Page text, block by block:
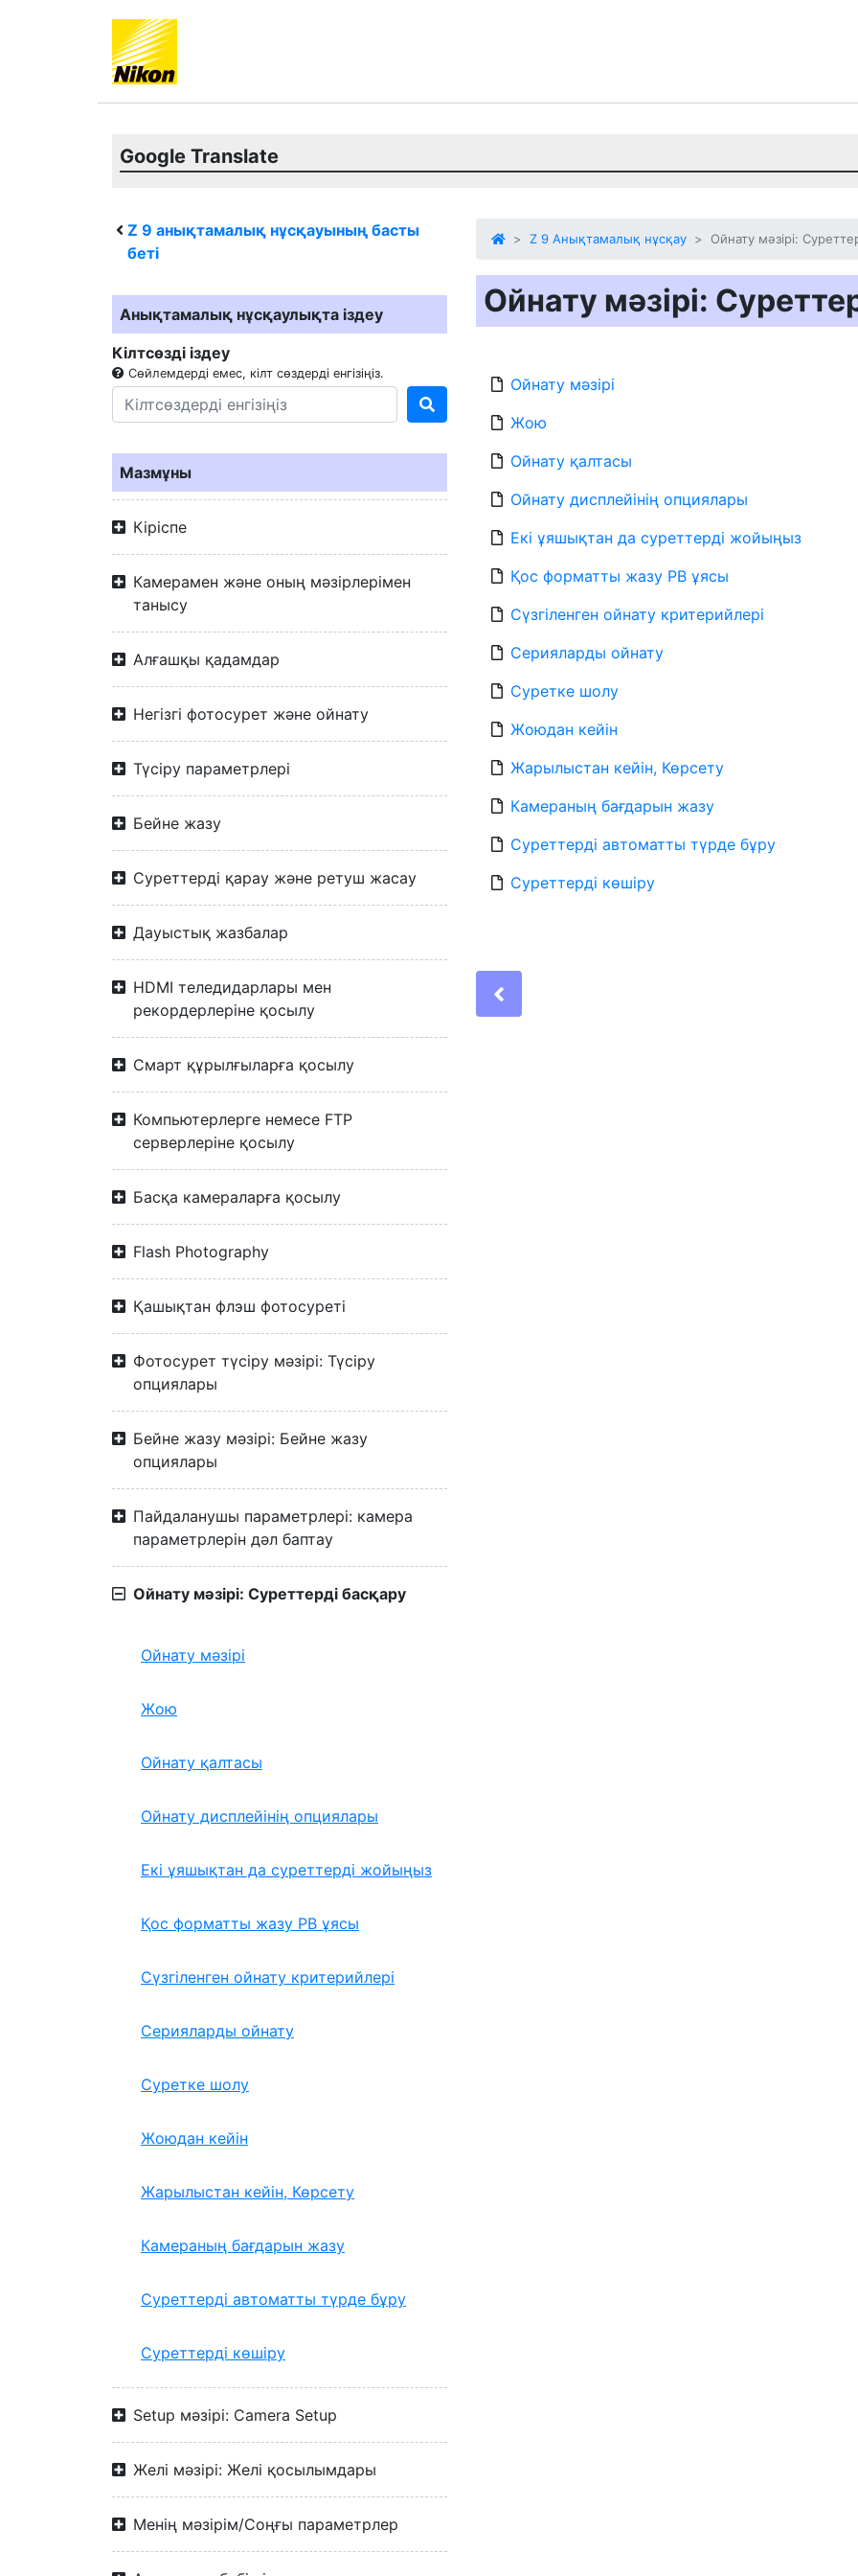
Google Translate
Z 9 анықтамалық нұсқауының басты
беті
Анықтамалық нұсқаулықта іздеу
Кілтсөзді іздеу
Сөйлемдерді емес, кілт сөздерді енгізіңіз.
Мазмұны
Кіріспе
Камерамен және оның мәзірлерімен
танысу
Алғашқы қадамдар
Негізгі фотосурет және ойнату
Түсіру параметрлері
Бейне жазу
Суреттерді қарау және ретуш жасау
Дауыстық жазбалар
HDMI теледидарлары мен
рекордерлеріне қосылу
Смарт құрылғыларға қосылу
Компьютерлерге немесе FTP
серверлеріне қосылу
Басқа камераларға қосылу
Flash Photography
Қашықтан флэш фотосуреті
Фотосурет түсіру мәзірі: Түсіру
опциялары
Бейне жазу мәзірі: Бейне жазу
опциялары
Пайдаланушы параметрлері: камера
параметрлерін дәл баптау
Ойнату мәзірі: Суреттерді басқару
Ойнату мәзірі
Жою
Ойнату қалтасы
Ойнату дисплейінің опциялары
Екі ұяшықтан да суреттерді жойыңыз
Қос форматты жазу PB ұясы
Сүзгіленген ойнату критерийлері
Серияларды ойнату
Суретке шолу
Жоюдан кейін
Жарылыстан кейін, Көрсету
Камераның бағдарын жазу
Суреттерді автоматты түрде бұру
Суреттерді көшіру
Setup мәзірі: Camera Setup
Желі мәзірі: Желі қосылымдары
Менің мәзірім/Соңғы параметрлер
Z 9 Анықтамалық нұсқау Ойнату мәзірі:
Ойнату мәзірі:
Ойнату мәзірі
Жою
Ойнату қалтасы
Ойнату дисплейінің опциялары
Екі ұяшықтан да суреттерді жойыңыз
Қос форматты жазу PB ұясы
Сүзгіленген ойнату критерийлері
Серияларды ойнату
Суретке шолу
Жоюдан кейін
Жарылыстан кейін, Көрсету
Камераның бағдарын жазу
Суреттерді автоматты түрде бұру
Суреттерді көшіру